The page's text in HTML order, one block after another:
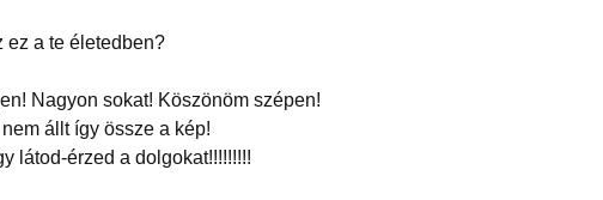
ez a te életedben?
Nagyon sokat! Köszönöm szépen!
állt így össze a kép!
látod-érzed a dolgokat!!!!!!!!!